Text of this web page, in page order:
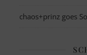
chaos+prinz goes